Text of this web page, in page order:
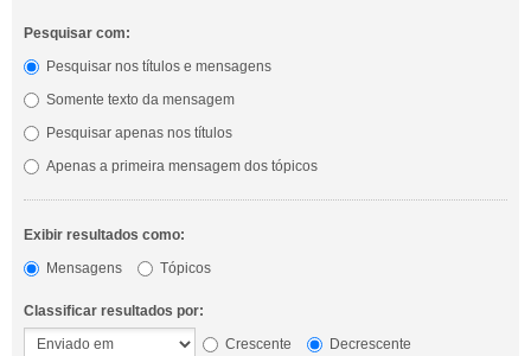
Pesquisar com:
Pesquisar nos títulos e mensagens
Somente texto da mensagem
Pesquisar apenas nos títulos
Apenas a primeira mensagem dos tópicos
Exibir resultados como:
Mensagens
Tópicos
Classificar resultados por:
Crescente
Decrescente